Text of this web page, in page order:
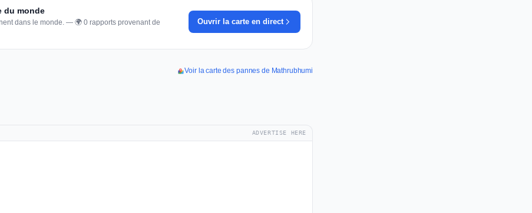
du monde
dans le monde. — 🌍 0 rapports provenant de
Ouvrir la carte en direct
Voir la carte des pannes de Mathrubhumi
ADVERTISE HERE